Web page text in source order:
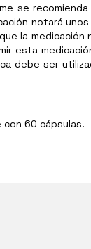
se
notará
la
esta
debe ser
con 60 cápsulas.